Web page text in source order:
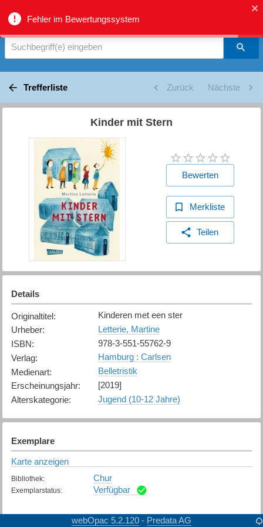
Fehler im Bewertungssystem
biblio.gr - Suche
Suchbegriff(e) eingeben
Trefferliste Zurück Nächste
Kinder mit Stern
Bewerten
Merkliste
Teilen
Details
Originaltitel:
Kinderen met een ster
Urheber:
Letterie, Martine
ISBN:
978-3-551-55762-9
Verlag:
Hamburg : Carlsen
Medienart:
Belletristik
Erscheinungsjahr:
[2019]
Alterskategorie: Jugend (10-12 Jahre)
Exemplare
Karte anzeigen
Bibliothek: Chur
Exemplarstatus: Verfügbar
webOpac 5.2.120 - Predata AG